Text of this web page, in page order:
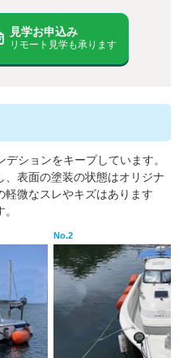
見学お申込み
リモート見学も承ります
ションをキープしています。
表面の塗装の状態はオリジナ
軽微なスレやキズはあります
No.2